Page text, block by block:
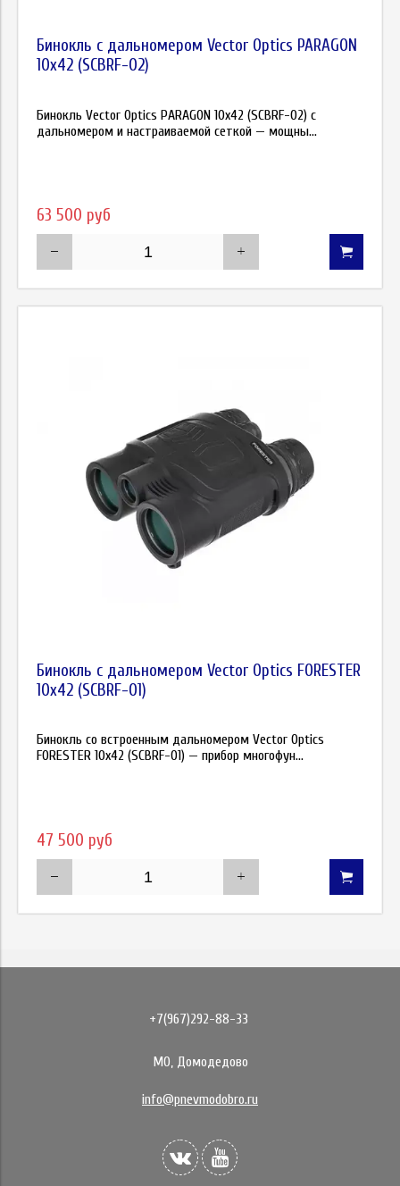
Бинокль с дальномером Vector Optics PARAGON
10х42 (SCBRF-02)
Бинокль Vector Optics PARAGON 10х42 (SCBRF-02) с
дальномером и настраиваемой сеткой — мощны...
63 500 руб
Бинокль с дальномером Vector Optics FORESTER
10х42 (SCBRF-01)
Бинокль со встроенным дальномером Vector Optics
FORESTER 10х42 (SCBRF-01) — прибор многофун...
47 500 руб
+7(967)292-88-33
МО, Домодедово
info@pnevmodobro.ru